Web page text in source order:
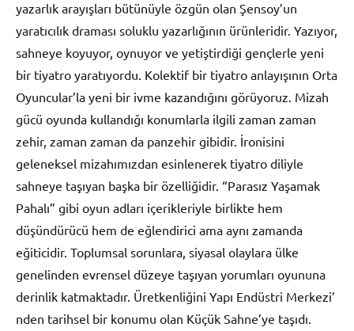
yazarlık arayışları bütünüyle özgün olan Şensoy’un
yaratıcılık draması soluklu yazarlığının ürünleridir. Yazıyor,
sahneye koyuyor, oynuyor ve yetiştirdiği gençlerle yeni
bir tiyatro yaratıyordu. Kolektif bir tiyatro anlayışının Orta
Oyuncular’la yeni bir ivme kazandığını görüyoruz. Mizah
gücü oyunda kullandığı konumlarla ilgili zaman zaman
zehir, zaman zaman da panzehir gibidir. İronisini
geleneksel mizahımızdan esinlenerek tiyatro diliyle
sahneye taşıyan başka bir özelliğidir. “Parasız Yaşamak
Pahalı” gibi oyun adları içerikleriyle birlikte hem
düşündürücü hem de eğlendirici ama aynı zamanda
eğiticidir. Toplumsal sorunlara, siyasal olaylara ülke
genelinden evrensel düzeye taşıyan yorumları oyununa
derinlik katmaktadır. Üretkenliğini Yapı Endüstri Merkezi’
nden tarihsel bir konumu olan Küçük Sahne’ye taşıdı.